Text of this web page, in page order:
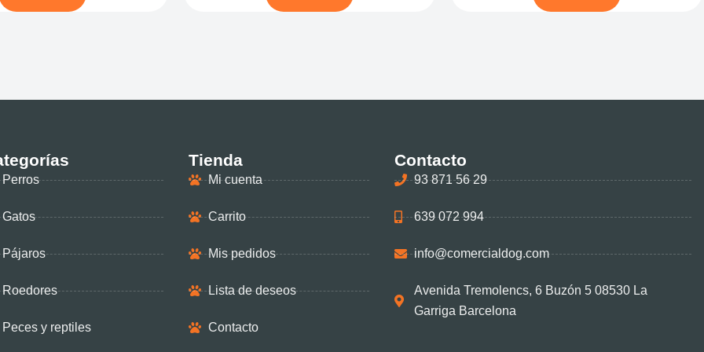
Perros
Gatos
Pájaros
Roedores
Peces y reptiles
Tienda
Mi cuenta
Carrito
Mis pedidos
Lista de deseos
Contacto
Contacto
93 871 56 29
639 072 994
info@comercialdog.com
Avenida Tremolencs, 6 Buzón 5 08530 La
Garriga Barcelona